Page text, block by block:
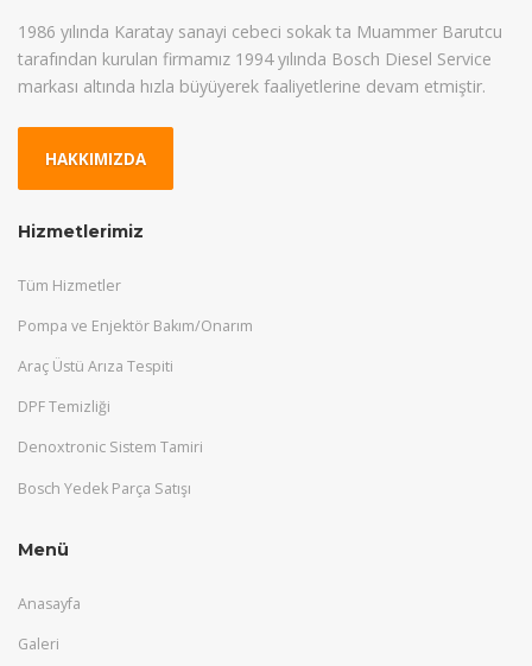
1986 yılında Karatay sanayi cebeci sokak ta Muammer Barutcu
tarafından kurulan firmamız 1994 yılında Bosch Diesel Service
markası altında hızla büyüyerek faaliyetlerine devam etmiştir.
HAKKIMIZDA
Hizmetlerimiz
Tüm Hizmetler
Pompa ve Enjektör Bakım/Onarım
Araç Üstü Arıza Tespiti
DPF Temizliği
Denoxtronic Sistem Tamiri
Bosch Yedek Parça Satışı
Menü
Anasayfa
Galeri